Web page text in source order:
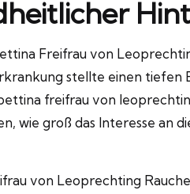
Freifrau von
stellte einen tiefen
freifrau von
wie groß das Interesse an
von Leoprechting